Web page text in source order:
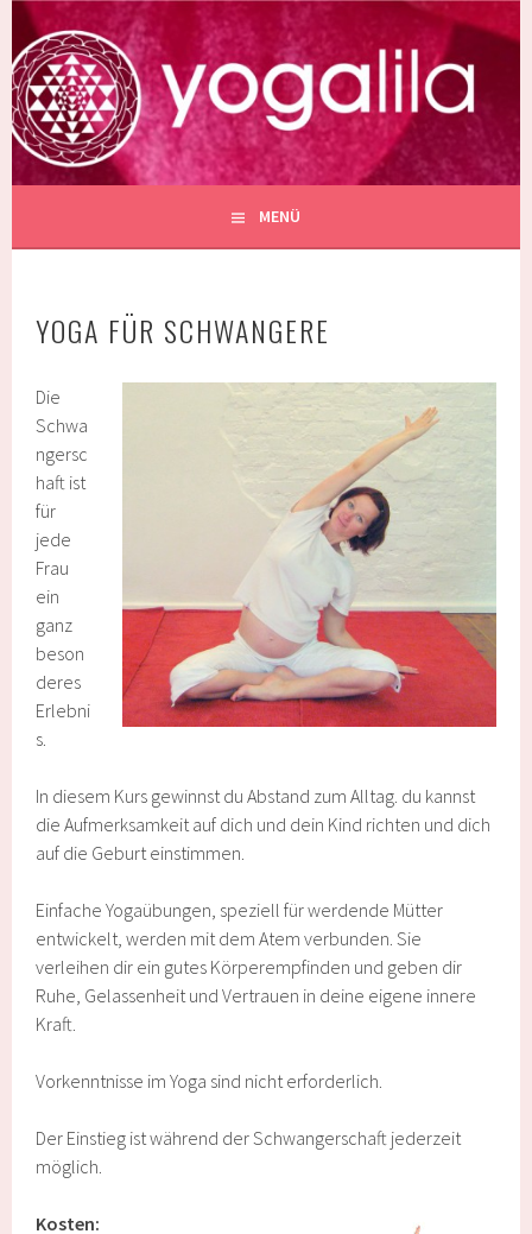
Springe
zum
InhaltYOGALILA
SCHULE FÜR YOGA IN BERLIN PRENZLAUER BERG
MENÜ
YOGA FÜR SCHWANGERE
Die
Schwa
ngersc
haft ist
für
jede
Frau
ein
ganz
beson
deres
Erlebni
s.
In diesem Kurs gewinnst du Abstand zum Alltag. du kannst
die Aufmerksamkeit auf dich und dein Kind richten und dich
auf die Geburt einstimmen.
Einfache Yogaübungen, speziell für werdende Mütter
entwickelt, werden mit dem Atem verbunden. Sie
verleihen dir ein gutes Körperempfinden und geben dir
Ruhe, Gelassenheit und Vertrauen in deine eigene innere
Kraft.
Vorkenntnisse im Yoga sind nicht erforderlich.
Der Einstieg ist während der Schwangerschaft jederzeit
möglich.
Kosten: